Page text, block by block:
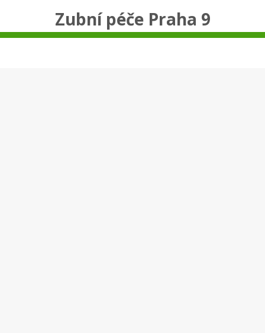
Zubní péče Praha 9